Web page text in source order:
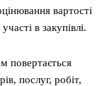
вартості
в закупівлі.
повертається
послуг, робіт,